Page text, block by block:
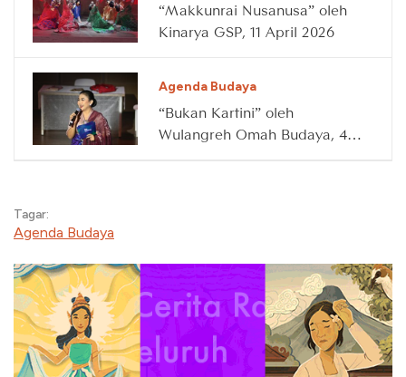
“Makkunrai Nusanusa” oleh
Kinarya GSP, 11 April 2026
Agenda Budaya
“Bukan Kartini” oleh
Wulangreh Omah Budaya, 4
Tagar:
Agenda Budaya